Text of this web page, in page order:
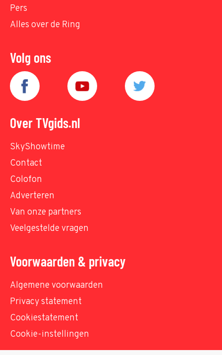
Pers
Alles over de Ring
Volg ons
Over TVgids.nl
SkyShowtime
Contact
Colofon
Adverteren
Van onze partners
Veelgestelde vragen
Voorwaarden & privacy
Algemene voorwaarden
Privacy statement
Cookiestatement
Cookie-instellingen